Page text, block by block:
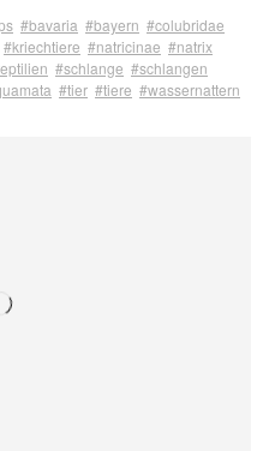
#bavaria #bayern #colubridae
#kriechtiere #natricinae #natrix
#schlange #schlangen
#tier #tiere #wassernattern